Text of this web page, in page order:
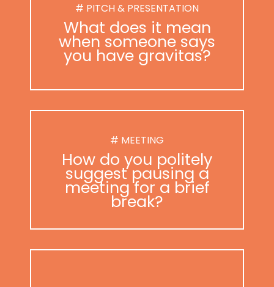
# PITCH & PRESENTATION
What does it mean
when someone says
you have gravitas?
# MEETING
How do you politely
suggest pausing a
meeting for a brief
break?